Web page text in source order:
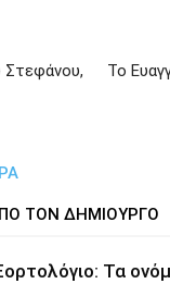
Στεφάνου,
Το
ΤΟΝ ΔΗΜΙΟΥΡΓΟ
Τα